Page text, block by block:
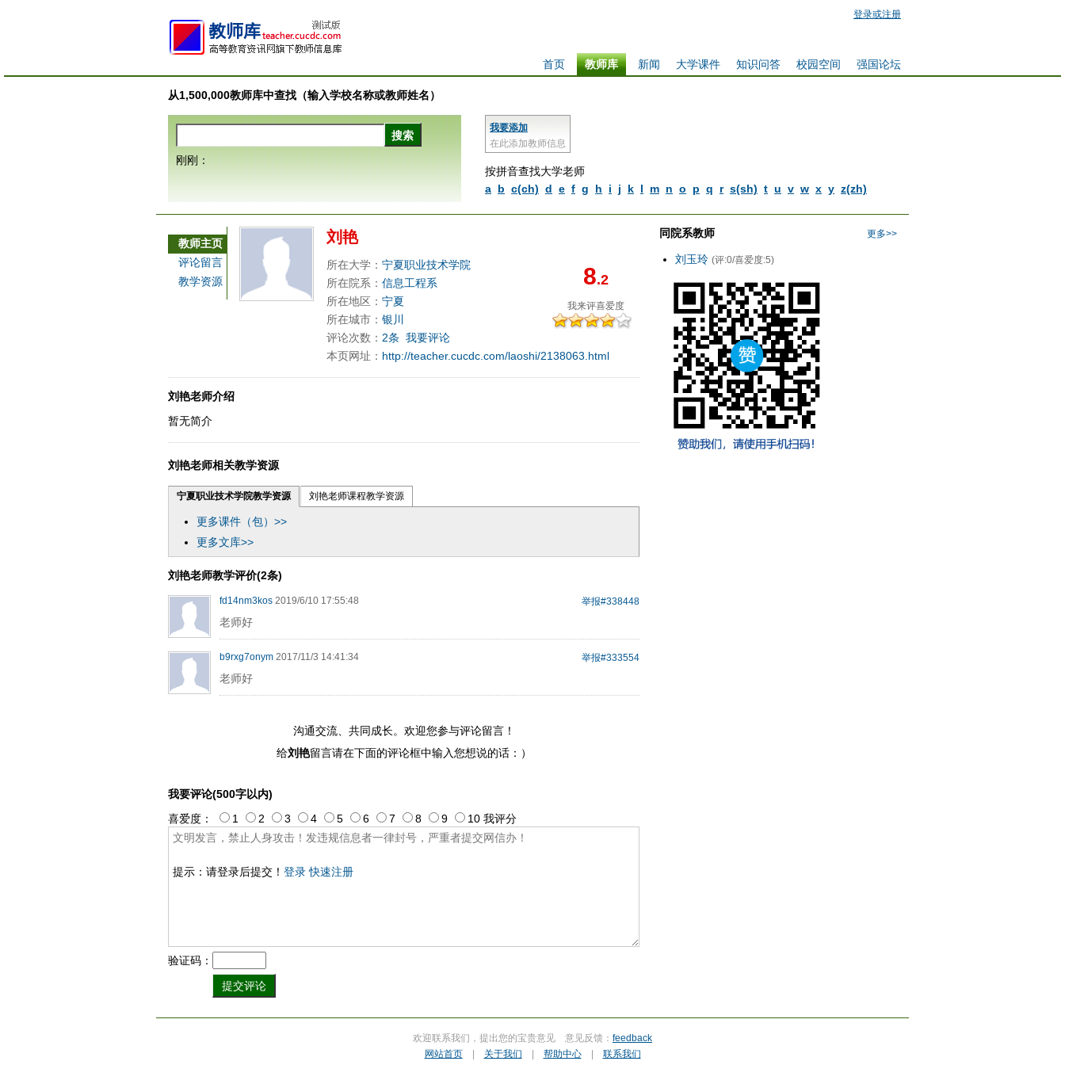
登录或注册
强国论坛
校园空间
知识问答
大学课件
新闻
教师库
首页
从1,500,000教师库中查找（输入学校名称或教师姓名）
我要添加
在此添加教师信息
按拼音查找大学老师
a b c(ch) d e f g h i j k l m n o p q r s(sh) t u v w x y z(zh)
刚刚：
教师主页
评论留言
教学资源
刘艳
8.2
我来评喜爱度
所在大学： 宁夏职业技术学院
所在院系： 信息工程系
所在地区： 宁夏
所在城市： 银川
评论次数： 2条 我要评论
本页网址： http://teacher.cucdc.com/laoshi/2138063.html
刘艳老师介绍
暂无简介
刘艳老师相关教学资源
宁夏职业技术学院教学资源 刘艳老师课程教学资源
更多课件（包）>>
更多文库>>
刘艳老师教学评价(2条)
举报#338448
fd14nm3kos 2019/6/10 17:55:48
老师好
举报#333554
b9rxg7onym 2017/11/3 14:41:34
老师好
沟通交流、共同成长。欢迎您参与评论留言！
给刘艳留言请在下面的评论框中输入您想说的话：）
我要评论(500字以内)
提示：请登录后提交！ 登录 快速注册
喜爱度： 1 2 3 4 5 6 7 8 9 10 我评分
验证码：
更多>>
同院系教师
刘玉玲 (评:0/喜爱度:5)
欢迎联系我们，提出您的宝贵意见 意见反馈： feedback
网站首页| 关于我们 帮助中心| 联系我们